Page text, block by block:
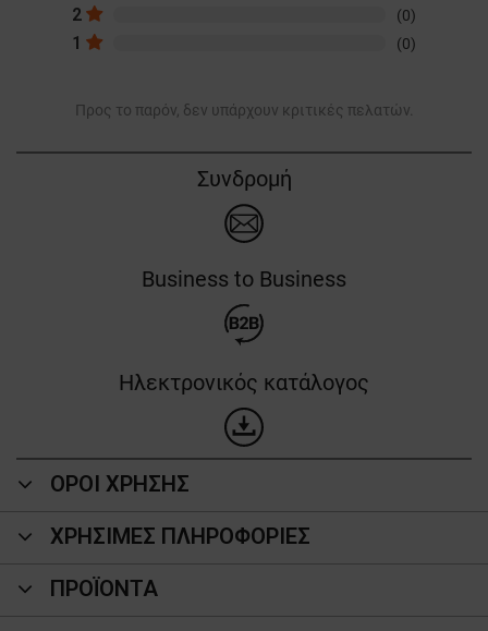
2 (0)
1 (0)
Προς το παρόν, δεν υπάρχουν κριτικές πελατών.
Συνδρομή
Business to Business
Ηλεκτρονικός κατάλογος
ΟΡΟΙ ΧΡΗΣΗΣ
ΧΡΗΣΙΜΕΣ ΠΛΗΡΟΦΟΡΙΕΣ
ΠΡΟΪΌΝΤΑ